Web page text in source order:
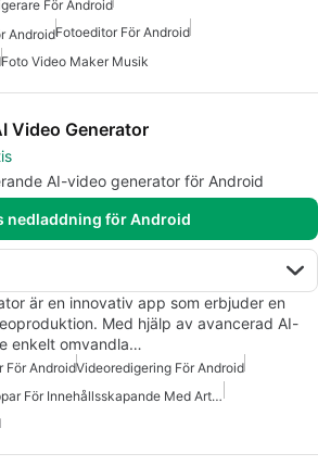
För Android
AndroidFotoeditor För Android
Foto Video Maker Musik
Video Generator
AI-video generator för Android
nedladdning för Android
är en innovativ app som erbjuder en
Med hjälp av avancerad AI-
enkelt omvandla…
För AndroidVideoredigering För Android
Appar För Innehållsskapande Med Artificiell Intelligens